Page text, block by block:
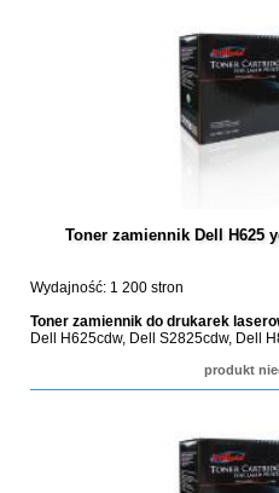
Toner zamiennik Dell H625
Wydajność: 1 200 stron
Toner zamiennik do drukarek
Dell H625cdw, Dell S2825cdw, Dell
produkt